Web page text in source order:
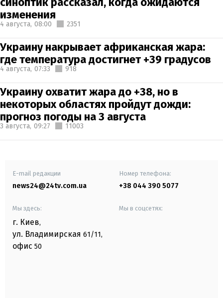
изменения
4 августа, 08:00 2351
Украину накрывает африканская жара:
где температура достигнет +39 градусов
4 августа, 07:33 918
Украину охватит жара до +38, но в
некоторых областях пройдут дожди:
прогноз погоды на 3 августа
3 августа, 09:27 11003
E-mail редакции
news24@24tv.com.ua
Номер телефона:
+38 044 390 5077
Мы здесь:
г. Киев,
ул. Владимирская 61/11,
офис 50
Мы в соцсетях: